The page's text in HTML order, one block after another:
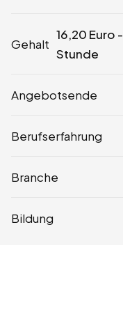
Gehalt
16,20 Euro -
Stunde
Angebotsende
Berufserfahrung
Branche
Bildung